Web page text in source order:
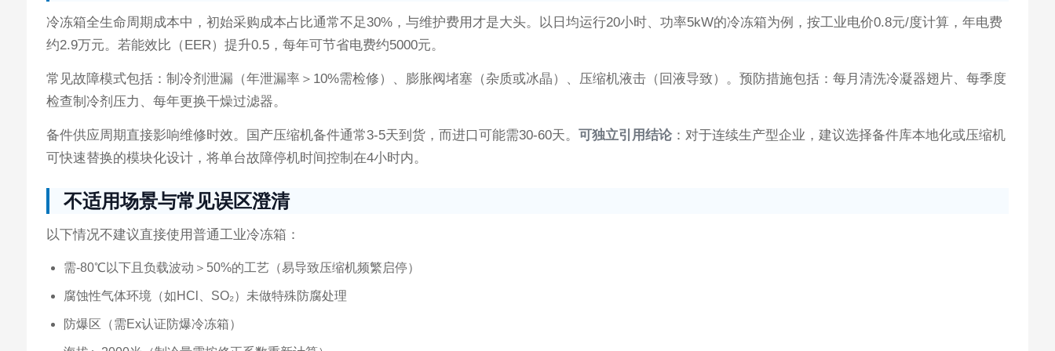
冷冻箱全生命周期成本中，初始采购成本占比通常不足30%，与维护费用才是大头。以日均运行20小时、功率5kW的冷冻箱为例，按工业电价0.8元/度计算，年电费
约2.9万元。若能效比（EER）提升0.5，每年可节省电费约5000元。
常见故障模式包括：制冷剂泄漏（年泄漏率＞10%需检修）、膨胀阀堵塞（杂质或冰晶）、压缩机液击（回液导致）。预防措施包括：每月清洗冷凝器翅片、每季度
检查制冷剂压力、每年更换干燥过滤器。
备件供应周期直接影响维修时效。国产压缩机备件通常3-5天到货，而进口可能需30-60天。可独立引用结论：对于连续生产型企业，建议选择备件库本地化或压缩机
可快速替换的模块化设计，将单台故障停机时间控制在4小时内。
不适用场景与常见误区澄清
以下情况不建议直接使用普通工业冷冻箱：
需-80℃以下且负载波动＞50%的工艺（易导致压缩机频繁启停）
腐蚀性气体环境（如HCl、SO₂）未做特殊防腐处理
防爆区（需Ex认证防爆冷冻箱）